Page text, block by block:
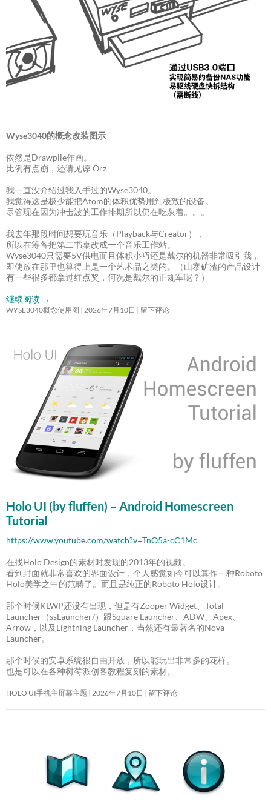
Wyse3040的概念改装图示
依然是Drawpile作画。
比例有点崩，还请见谅 Orz
我一直没介绍过我入手过的Wyse3040。
我觉得这是极少能把Atom的体积优势用到极致的设备。
尽管现在因为冲击波的工作排期所以仍在吃灰着。。。
我去年那段时间想要玩音乐（Playback与Creator），
所以在筹备把第二书桌改成一个音乐工作站。
Wyse3040只需要5V供电而且体积小巧还是戴尔的机器非常吸引我，
即使放在那里也算得上是一个艺术品之类的。（山寨矿渣的产品设计
有一些很多都拿过红点奖，何况是戴尔的正规军呢？）
继续阅读 →
WYSE3040概念使用图 2026年7月10日 留下评论
Holo UI (by fluffen) – Android Homescreen
Tutorial
https://www.youtube.com/watch?v=TnO5a-cC1Mc
在找Holo Design的素材时发现的2013年的视频。
看到封面就非常喜欢的界面设计，个人感觉如今可以算作一种Roboto
Holo美学之中的范畴了。而且是纯正的Roboto Holo设计。
那个时候KLWP还没有出现，但是有Zooper Widget、Total
Launcher（ssLauncher/）跟Square Launcher、ADW、Apex、
Arrow，以及Lightning Launcher，当然还有最著名的Nova
Launcher。
那个时候的安卓系统很自由开放，所以能玩出非常多的花样。
也是可以在各种树莓派创客教程复刻的素材。
HOLO UI手机主屏幕主题 2026年7月10日 留下评论